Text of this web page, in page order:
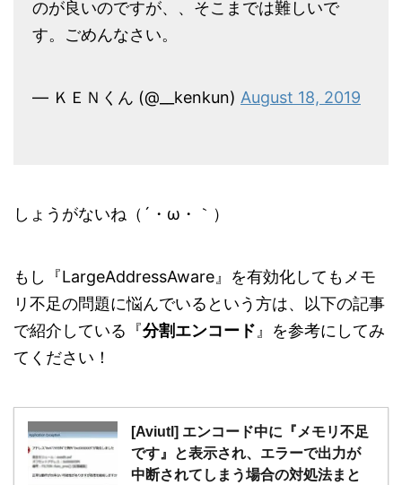
のが良いのですが、、そこまでは難しいで
す。ごめんなさい。
— ＫＥＮくん (@__kenkun) August 18, 2019
しょうがないね（´・ω・｀）
もし『LargeAddressAware』を有効化してもメモ
リ不足の問題に悩んでいるという方は、以下の記事
で紹介している『分割エンコード 』を参考にしてみ
てください！
[Aviutl] エンコード中に『メモリ不足
です』と表示され、エラーで出力が
中断されてしまう場合の対処法まと